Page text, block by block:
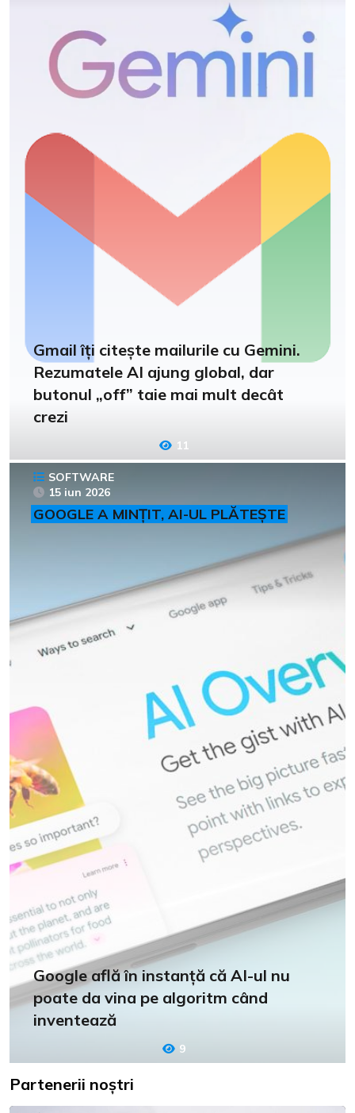
Gmail îți citește mailurile cu Gemini.
Rezumatele AI ajung global, dar
butonul „off” taie mai mult decât
crezi
11
SOFTWARE
15 iun 2026
GOOGLE A MINȚIT, AI-UL PLĂTEȘTE
Google află în instanță că AI-ul nu
poate da vina pe algoritm când
inventează
9
Partenerii noștri